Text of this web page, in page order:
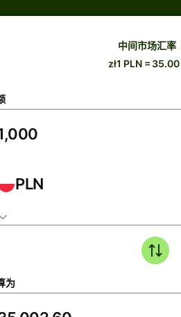
中间市场汇率
zł1 PLN =
PLN
为